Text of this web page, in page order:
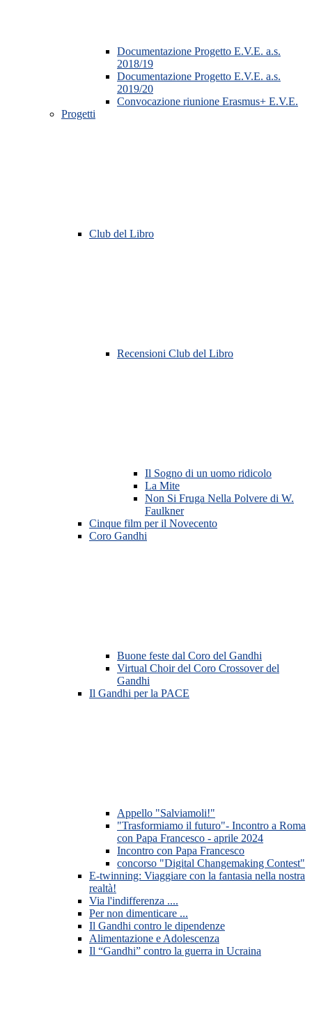
Documentazione Progetto E.V.E. a.s.
2018/19
Documentazione Progetto E.V.E. a.s.
2019/20
Convocazione riunione Erasmus+ E.V.E.
Progetti
Club del Libro
Recensioni Club del Libro
Il Sogno di un uomo ridicolo
La Mite
Non Si Fruga Nella Polvere di W.
Faulkner
Cinque film per il Novecento
Coro Gandhi
Buone feste dal Coro del Gandhi
Virtual Choir del Coro Crossover del
Gandhi
Il Gandhi per la PACE
Appello "Salviamoli!"
"Trasformiamo il futuro"- Incontro a Roma
con Papa Francesco - aprile 2024
Incontro con Papa Francesco
concorso "Digital Changemaking Contest"
E-twinning: Viaggiare con la fantasia nella nostra
realtà!
Via l'indifferenza ....
Per non dimenticare ...
Il Gandhi contro le dipendenze
Alimentazione e Adolescenza
Il “Gandhi” contro la guerra in Ucraina